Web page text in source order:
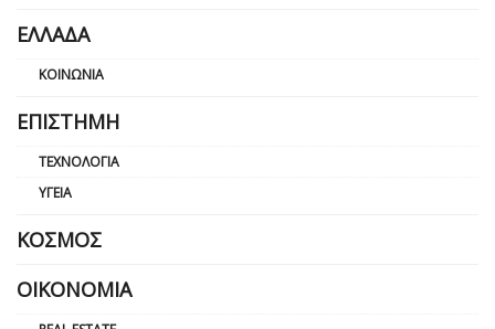
ΕΛΛΆΔΑ
ΚΟΙΝΩΝΊΑ
ΕΠΙΣΤΉΜΗ
ΤΕΧΝΟΛΟΓΊΑ
ΥΓΕΊΑ
ΚΌΣΜΟΣ
ΟΙΚΟΝΟΜΊΑ